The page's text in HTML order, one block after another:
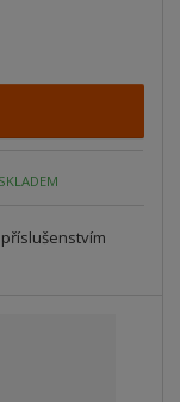
SKLADEM